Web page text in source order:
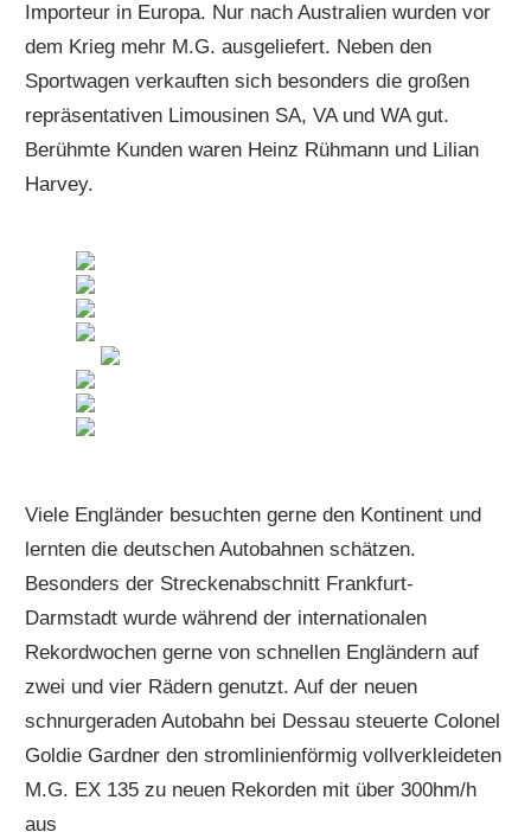
Importeur in Europa. Nur nach Australien wurden vor
dem Krieg mehr M.G. ausgeliefert. Neben den
Sportwagen verkauften sich besonders die großen
repräsentativen Limousinen SA, VA und WA gut.
Berühmte Kunden waren Heinz Rühmann und Lilian
Harvey.
Viele Engländer besuchten gerne den Kontinent und
lernten die deutschen Autobahnen schätzen.
Besonders der Streckenabschnitt Frankfurt-
Darmstadt wurde während der internationalen
Rekordwochen gerne von schnellen Engländern auf
zwei und vier Rädern genutzt. Auf der neuen
schnurgeraden Autobahn bei Dessau steuerte Colonel
Goldie Gardner den stromlinienförmig vollverkleideten
M.G. EX 135 zu neuen Rekorden mit über 300hm/h
aus